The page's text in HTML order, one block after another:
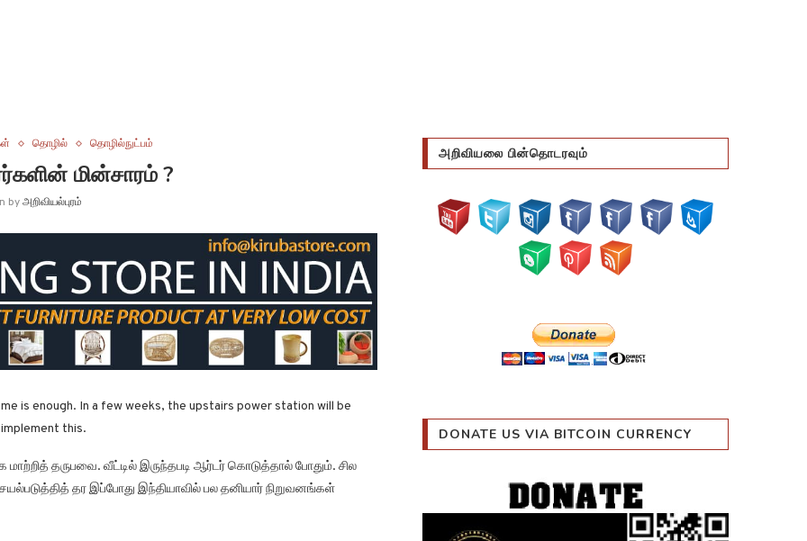
தொழில் தொழில்நுட்பம்
மின்சாரம் ?
byஅறிவியல்புரம்
is enough. In a few weeks, the upstairs power station will be
this.
தருபவை. வீட்டில் இருந்தபடி ஆர்டர் கொடுத்தால் போதும். சில
தர இப்போது இந்தியாவில் பல தனியார் நிறுவனங்கள்
அறிவியலை பின்தொடரவும்
DONATE US VIA BITCOIN CURRENCY